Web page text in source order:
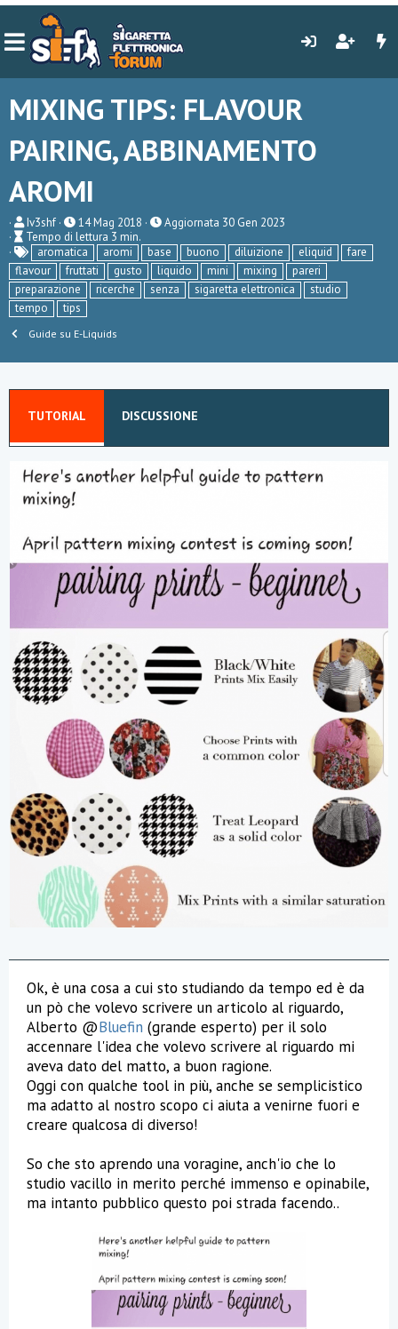
MIXING TIPS: FLAVOUR
PAIRING, ABBINAMENTO
AROMI
A
u
t
o
r
e
Iv3shf
P
u
b
l
i
s
h
d
a
e
14 Mag 2018 Aggiornata 30 Gen 2023
T
e
m
p
o
d
i
t
u
Tempo di lettura 3 min.
T
a
g
aromatica aromi base buono diluizione eliquid
fare
flavour
fruttati gusto liquido mini mixing
pareri
preparazione
ricerche senza sigaretta elettronica
studio
tempo
tips
Guide su E-Liquids
TUTORIAL DISCUSSIONE
Ok, è una cosa a cui sto studiando da tempo ed è da
un pò che volevo scrivere un articolo al riguardo,
Alberto @Bluefin (grande esperto) per il solo
accennare l'idea che volevo scrivere al riguardo mi
aveva dato del matto, a buon ragione.
Oggi con qualche tool in più, anche se semplicistico
ma adatto al nostro scopo ci aiuta a venirne fuori e
creare qualcosa di diverso!
So che sto aprendo una voragine, anch'io che lo
studio vacillo in merito perché immenso e opinabile,
ma intanto pubblico questo poi strada facendo..